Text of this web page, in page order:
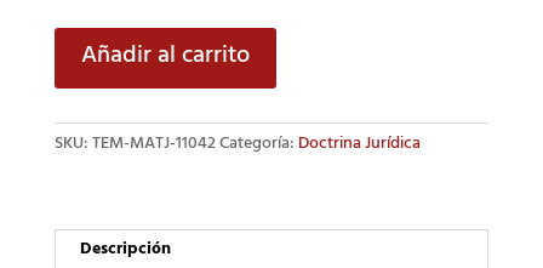
Nuevas
tendencias
del
Derecho
Administrativo
Añadir al carrito
SKU:TEM-MATJ-11042Categoría:Doctrina Jurídica
Descripción